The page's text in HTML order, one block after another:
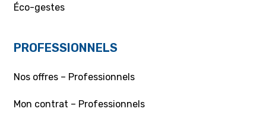
Éco-gestes
PROFESSIONNELS
Nos offres – Professionnels
Mon contrat – Professionnels